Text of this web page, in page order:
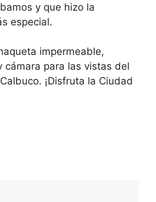
y que hizo la
especial.
impermeable,
cámara para las vistas del
¡Disfruta la Ciudad